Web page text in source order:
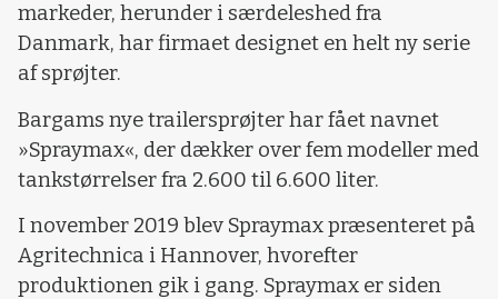
markeder, herunder i særdeleshed fra
Danmark, har firmaet designet en helt ny serie
af sprøjter.
Bargams nye trailersprøjter har fået navnet
»Spraymax«, der dækker over fem modeller med
tankstørrelser fra 2.600 til 6.600 liter.
I november 2019 blev Spraymax præsenteret på
Agritechnica i Hannover, hvorefter
produktionen gik i gang. Spraymax er siden